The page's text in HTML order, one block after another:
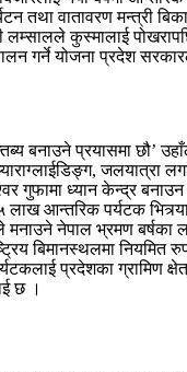
तथा वातावरण मन्त्री
लम्सालले कुस्मालाई
गर्ने योजना प्रदेश
बनाउने प्रयासमा छौ’
जलयात्रा
गुफामा ध्यान केन्द्र
लाख आन्तरिक पर्यटक
मनाउने नेपाल भ्रमण
बिमानस्थलमा
प्रदेशका ग्रामिण
छ ।